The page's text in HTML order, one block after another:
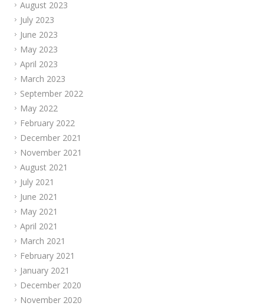
August 2023
July 2023
June 2023
May 2023
April 2023
March 2023
September 2022
May 2022
February 2022
December 2021
November 2021
August 2021
July 2021
June 2021
May 2021
April 2021
March 2021
February 2021
January 2021
December 2020
November 2020